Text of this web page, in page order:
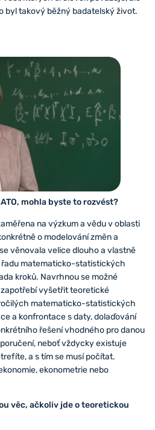
byl takový běžný badatelský život.
mohla byste to rozvést?
na výzkum a vědu v oblasti
o modelování změn a
věnovala velice dlouho a vlastně
matematicko-statistických
kroků. Navrhnou se možné
vyšetřit teoretické
matematicko-statistických
a konfrontace s daty, dolaďování
řešení vhodného pro danou
neboť vždycky existuje
a s tím se musí počítat.
ekonometrie nebo
věc, ačkoliv jde o teoretickou